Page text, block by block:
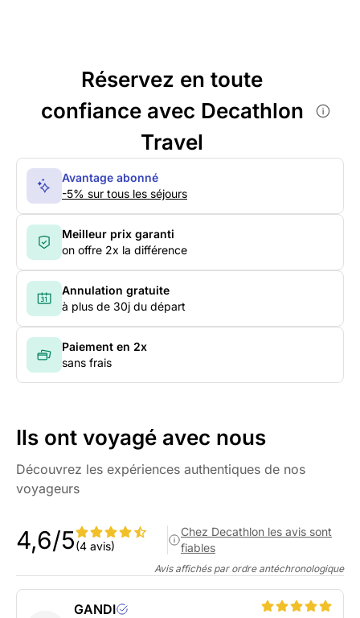
Réservez en toute
confiance avec Decathlon
Travel
Avantage abonné
-5% sur tous les séjours
Meilleur prix garanti
on offre 2x la différence
Annulation gratuite
à plus de 30j du départ
Paiement en 2x
sans frais
Ils ont voyagé avec nous
Découvrez les expériences authentiques de nos
voyageurs
4,6/5(4 avis)
Chez Decathlon les avis sont
fiables
Avis affichés par ordre antéchronologique
GANDI